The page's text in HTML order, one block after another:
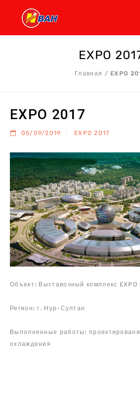
EXPO
Главная / EXPO
EXPO 2017
05/09/2019 EXPO 2017
Объект: Выставочный комплекс EXPO
Регион: г. Нур-Султан
Выполненные работы:
охлаждения